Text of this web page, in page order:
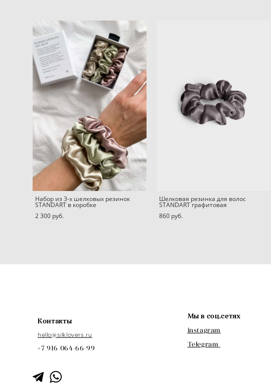
Набор из 3-х шелковых резинок
STANDART в коробке
2 300 pуб.
Шелковая резинка для волос
STANDART графитовая
860 pуб.
Контакты
hello@silklovers .ru
+7 916 064-66-99
Мы в соц.сетях
instagram
Telegram